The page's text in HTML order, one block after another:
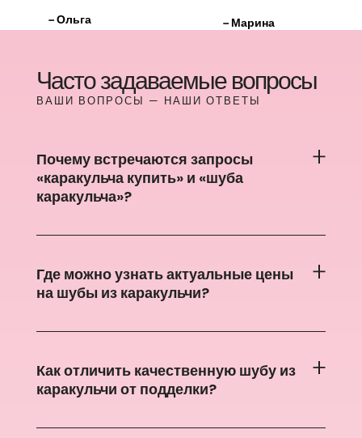
– Ольга – Марина
Часто задаваемые вопросы
ВАШИ ВОПРОСЫ — НАШИ ОТВЕТЫ
Почему встречаются запросы
«каракульча купить» и «шуба
каракульча»?
Где можно узнать актуальные цены
на шубы из каракульчи?
Как отличить качественную шубу из
каракульчи от подделки?